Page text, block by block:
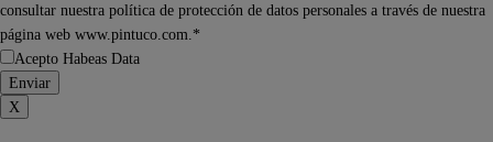
consultar nuestra política de protección de datos personales a través de nuestra
página web www.pintuco.com.*
Acepto Habeas Data
X